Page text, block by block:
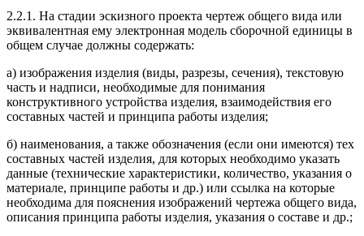
2.2.1. На стадии эскизного проекта чертеж общего вида или
эквивалентная ему электронная модель сборочной единицы в
общем случае должны содержать:
а) изображения изделия (виды, разрезы, сечения), текстовую
часть и надписи, необходимые для понимания
конструктивного устройства изделия, взаимодействия его
составных частей и принципа работы изделия;
б) наименования, а также обозначения (если они имеются) тех
составных частей изделия, для которых необходимо указать
данные (технические характеристики, количество, указания о
материале, принципе работы и др.) или ссылка на которые
необходима для пояснения изображений чертежа общего вида,
описания принципа работы изделия, указания о составе и др.;